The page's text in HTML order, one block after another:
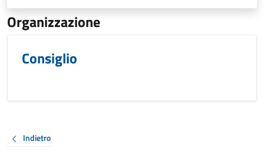
Organizzazione
Consiglio
Indietro